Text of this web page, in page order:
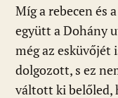
Míg a rebecen és
együtt a Dohány
még az
dolgozott, s ez
váltott ki belőled,